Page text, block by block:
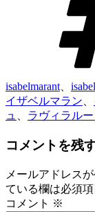
isabelmarant
イザベルマラン
ュ
ラヴィラルー
コメントを残
メールアドレス
ている欄は必須
コメント ※